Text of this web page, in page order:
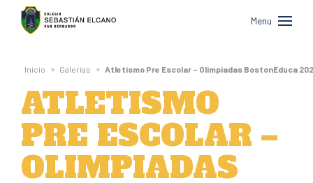
Colegio
Sebastián
Elcano
de
San
Bernardo
Menu
Inicio » Galerías » Atletismo Pre Escolar – Olimpiadas BostonEduca
ATLETISMO
PRE ESCOLAR –
OLIMPIADAS